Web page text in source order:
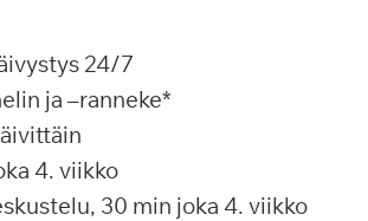
24/7
ja –ranneke*
4. viikko
30 min joka 4. viikko